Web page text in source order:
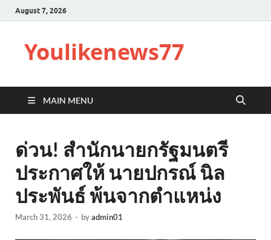
August 7, 2026
Youlikenews77
MAIN MENU
ด่วน! สำนักนายกรัฐมนตรี
ประกาศให้ นายปกรณ์ นิล
ประพันธ์ พ้นจากตำแหน่ง
March 31, 2026 - byadmin01